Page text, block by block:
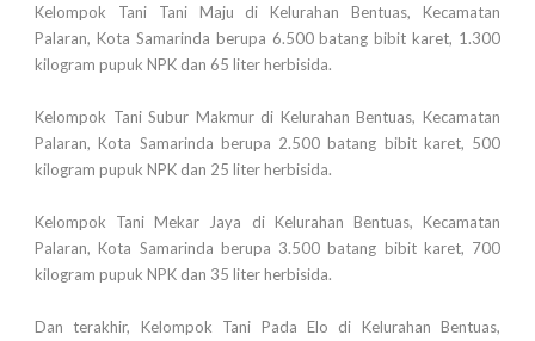
Kelompok Tani Tani Maju di Kelurahan Bentuas, Kecamatan
Palaran, Kota Samarinda berupa 6.500 batang bibit karet, 1.300
kilogram pupuk NPK dan 65 liter herbisida.
Kelompok Tani Subur Makmur di Kelurahan Bentuas, Kecamatan
Palaran, Kota Samarinda berupa 2.500 batang bibit karet, 500
kilogram pupuk NPK dan 25 liter herbisida.
Kelompok Tani Mekar Jaya di Kelurahan Bentuas, Kecamatan
Palaran, Kota Samarinda berupa 3.500 batang bibit karet, 700
kilogram pupuk NPK dan 35 liter herbisida.
Dan terakhir, Kelompok Tani Pada Elo di Kelurahan Bentuas,